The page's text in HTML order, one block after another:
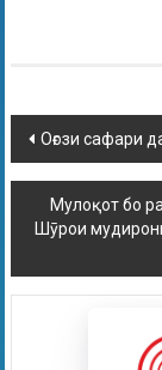
Оғози сафари
Мулоқот бо
Шӯрои